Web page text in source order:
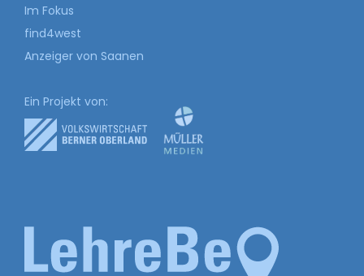
Im Fokus
find4west
Anzeiger von Saanen
Ein Projekt von: